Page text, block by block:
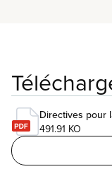
Directives pour
491.91 KO